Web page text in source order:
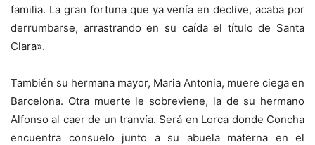
familia. La gran fortuna que ya venía en declive, acaba por
derrumbarse, arrastrando en su caída el título de Santa
Clara».
También su hermana mayor, Maria Antonia, muere ciega en
Barcelona. Otra muerte le sobreviene, la de su hermano
Alfonso al caer de un tranvía. Será en Lorca donde Concha
encuentra consuelo junto a su abuela materna en el